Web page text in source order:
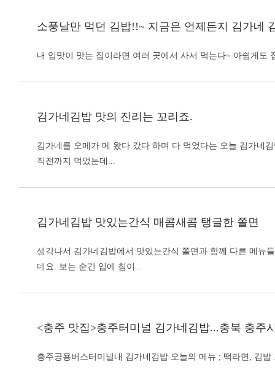
소풍날만 먹던 김밥!!~ 지금은 언제든지 김가네
내 입맛이 맛는 집이라면 여러 곳에서 사서 먹는다~ 아쉽게
김가네김밥 맛의 진리는 꼬리죠.
김가네를 오메가 메 왔다 갔다 하며 다 먹었다는 오늘 김가네
직전까지 먹었는데...
김가네김밥 맛있는간식 매콤새콤 탱글한 쫄면
생각나서 김가네김밥에서 맛있는간식 쫄면과 함께 다른 메뉴
데요. 보는 순간 입에 침이...
<충주 맛집>충주터미널 김가네김밥...충북 충주
충주공용버스터미널내 김가네김밥 오늘의 메뉴 ; 떡라면, 김